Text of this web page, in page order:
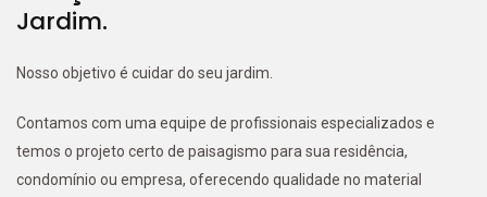
Jardim.
Nosso objetivo é cuidar do seu jardim.
Contamos com uma equipe de profissionais especializados e
temos o projeto certo de paisagismo para sua residência,
condomínio ou empresa, oferecendo qualidade no material